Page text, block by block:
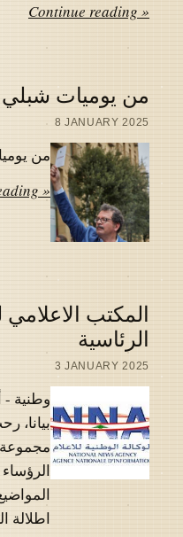
Continue reading »
من يوميات شبلي
8 JANUARY 2025
من
»
المكتب
الرئاسية
3 JANUARY 2025
وطنية
بيانا،
مجموعة
اطلالة